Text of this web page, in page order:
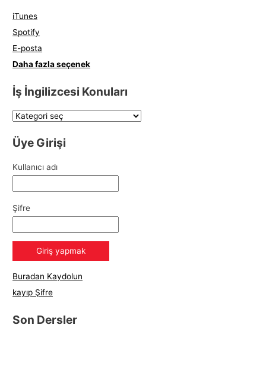
iTunes
Spotify
E-posta
Daha fazla seçenek
İş İngilizcesi Konuları
Üye Girişi
Kullanıcı adı
Şifre
Buradan Kaydolun
kayıp Şifre
Son Dersler